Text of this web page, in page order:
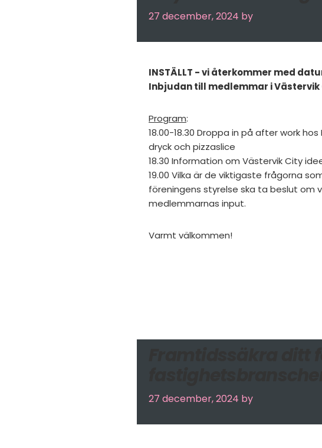
27 december, 2024 by
INSTÄLLT - vi återkommer med
Inbjudan till medlemmar i Västervik
Program:
18.00-18.30 Droppa in på after work
dryck och pizzaslice
18.30 Information om Västervik City
19.00 Vilka är de viktigaste frågorna
föreningens styrelse ska ta beslut om
medlemmarnas input.
Varmt välkommen!
27 december, 2024 by